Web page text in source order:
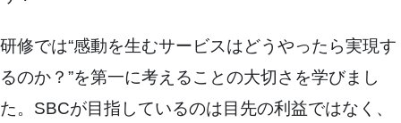
研修では“感動を生むサービスはどうやったら実現す
るのか？”を第一に考えることの大切さを学びまし
た。SBCが目指しているのは目先の利益ではなく、